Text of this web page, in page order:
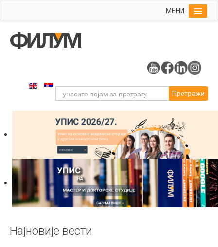
МЕНИ
Упис
Уметност
Студенти
Међународна
Претражи
Најновије вести